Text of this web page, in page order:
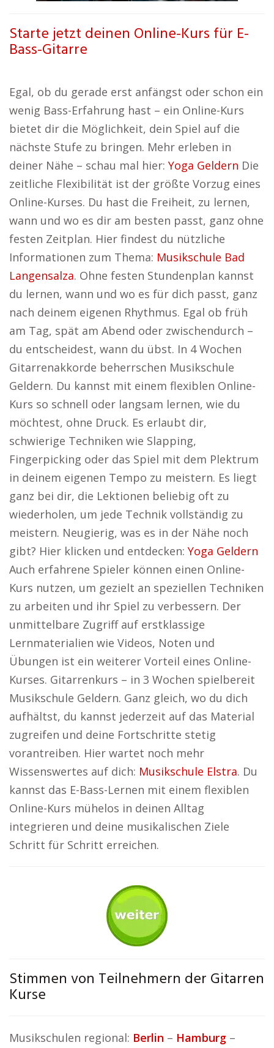
Starte jetzt deinen Online-Kurs für E-
Bass-Gitarre
Egal, ob du gerade erst anfängst oder schon ein
wenig Bass-Erfahrung hast – ein Online-Kurs
bietet dir die Möglichkeit, dein Spiel auf die
nächste Stufe zu bringen. Mehr erleben in
deiner Nähe – schau mal hier: Yoga Geldern Die
zeitliche Flexibilität ist der größte Vorzug eines
Online-Kurses. Du hast die Freiheit, zu lernen,
wann und wo es dir am besten passt, ganz ohne
festen Zeitplan. Hier findest du nützliche
Informationen zum Thema: Musikschule Bad
Langensalza. Ohne festen Stundenplan kannst
du lernen, wann und wo es für dich passt, ganz
nach deinem eigenen Rhythmus. Egal ob früh
am Tag, spät am Abend oder zwischendurch –
du entscheidest, wann du übst. In 4 Wochen
Gitarrenakkorde beherrschen Musikschule
Geldern. Du kannst mit einem flexiblen Online-
Kurs so schnell oder langsam lernen, wie du
möchtest, ohne Druck. Es erlaubt dir,
schwierige Techniken wie Slapping,
Fingerpicking oder das Spiel mit dem Plektrum
in deinem eigenen Tempo zu meistern. Es liegt
ganz bei dir, die Lektionen beliebig oft zu
wiederholen, um jede Technik vollständig zu
meistern. Neugierig, was es in der Nähe noch
gibt? Hier klicken und entdecken: Yoga Geldern
Auch erfahrene Spieler können einen Online-
Kurs nutzen, um gezielt an speziellen Techniken
zu arbeiten und ihr Spiel zu verbessern. Der
unmittelbare Zugriff auf erstklassige
Lernmaterialien wie Videos, Noten und
Übungen ist ein weiterer Vorteil eines Online-
Kurses. Gitarrenkurs – in 3 Wochen spielbereit
Musikschule Geldern. Ganz gleich, wo du dich
aufhältst, du kannst jederzeit auf das Material
zugreifen und deine Fortschritte stetig
vorantreiben. Hier wartet noch mehr
Wissenswertes auf dich: Musikschule Elstra. Du
kannst das E-Bass-Lernen mit einem flexiblen
Online-Kurs mühelos in deinen Alltag
integrieren und deine musikalischen Ziele
Schritt für Schritt erreichen.
Stimmen von Teilnehmern der Gitarren
Kurse
Musikschulen regional: Berlin – Hamburg –